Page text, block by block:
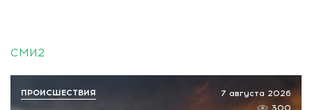
СМИ2
7 августа 2026
300
ПРОИСШЕСТВИЯ